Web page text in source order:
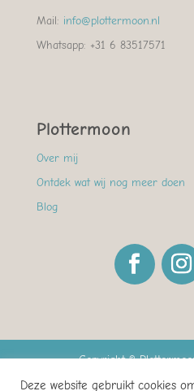
Mail: info@plottermoon.nl
Whatsapp: +31 6 83517571
Plottermoon
Over mij
Ontdek wat wij nog meer doen
Blog
Copyright ©
Deze website gebruikt cookies